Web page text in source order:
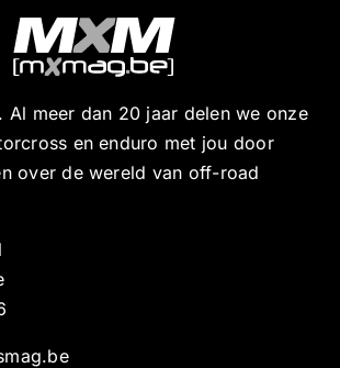
Al meer dan 20 jaar delen we onze
en enduro met jou door
over de wereld van off-road